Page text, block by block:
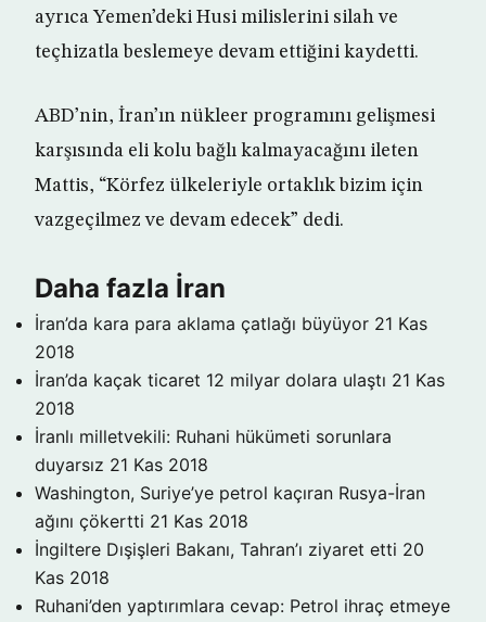
ayrıca Yemen’deki Husi milislerini silah ve
teçhizatla beslemeye devam ettiğini kaydetti.
ABD’nin, İran’ın nükleer programını gelişmesi
karşısında eli kolu bağlı kalmayacağını ileten
Mattis, “Körfez ülkeleriyle ortaklık bizim için
vazgeçilmez ve devam edecek” dedi.
Daha fazla İran
İran’da kara para aklama çatlağı büyüyor 21 Kas
2018
İran’da kaçak ticaret 12 milyar dolara ulaştı 21 Kas
2018
İranlı milletvekili: Ruhani hükümeti sorunlara
duyarsız 21 Kas 2018
Washington, Suriye’ye petrol kaçıran Rusya-İran
ağını çökertti 21 Kas 2018
İngiltere Dışişleri Bakanı, Tahran’ı ziyaret etti 20
Kas 2018
Ruhani’den yaptırımlara cevap: Petrol ihraç etmeye